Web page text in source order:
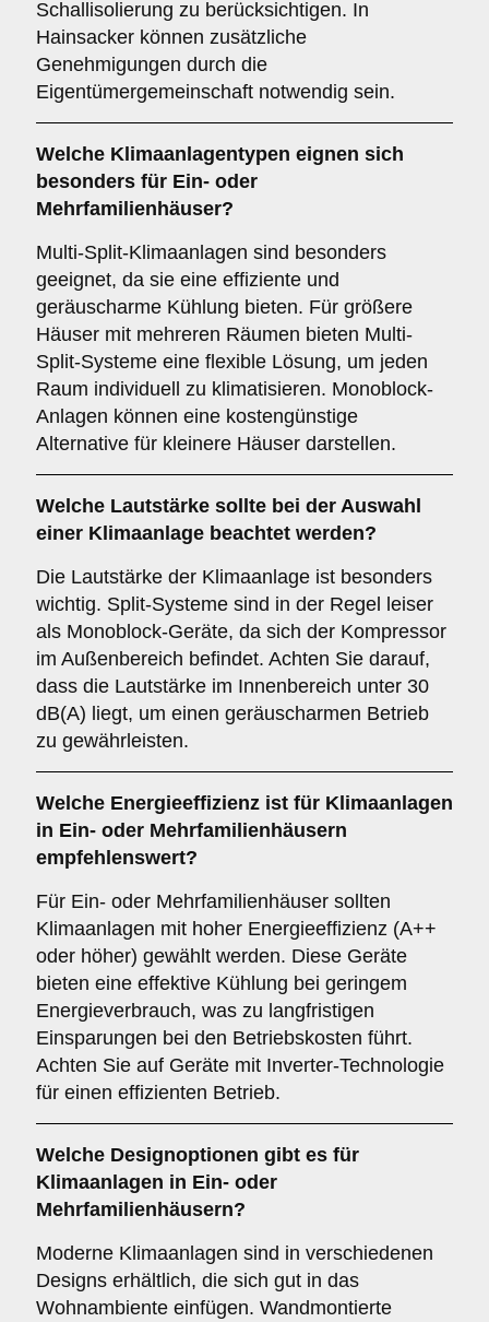
Schallisolierung zu berücksichtigen. In
Hainsacker können zusätzliche
Genehmigungen durch die
Eigentümergemeinschaft notwendig sein.
Welche Klimaanlagentypen eignen sich
besonders für Ein- oder
Mehrfamilienhäuser?
Multi-Split-Klimaanlagen sind besonders
geeignet, da sie eine effiziente und
geräuscharme Kühlung bieten. Für größere
Häuser mit mehreren Räumen bieten Multi-
Split-Systeme eine flexible Lösung, um jeden
Raum individuell zu klimatisieren. Monoblock-
Anlagen können eine kostengünstige
Alternative für kleinere Häuser darstellen.
Welche Lautstärke sollte bei der Auswahl
einer Klimaanlage beachtet werden?
Die Lautstärke der Klimaanlage ist besonders
wichtig. Split-Systeme sind in der Regel leiser
als Monoblock-Geräte, da sich der Kompressor
im Außenbereich befindet. Achten Sie darauf,
dass die Lautstärke im Innenbereich unter 30
dB(A) liegt, um einen geräuscharmen Betrieb
zu gewährleisten.
Welche Energieeffizienz ist für Klimaanlagen
in Ein- oder Mehrfamilienhäusern
empfehlenswert?
Für Ein- oder Mehrfamilienhäuser sollten
Klimaanlagen mit hoher Energieeffizienz (A++
oder höher) gewählt werden. Diese Geräte
bieten eine effektive Kühlung bei geringem
Energieverbrauch, was zu langfristigen
Einsparungen bei den Betriebskosten führt.
Achten Sie auf Geräte mit Inverter-Technologie
für einen effizienten Betrieb.
Welche Designoptionen gibt es für
Klimaanlagen in Ein- oder
Mehrfamilienhäusern?
Moderne Klimaanlagen sind in verschiedenen
Designs erhältlich, die sich gut in das
Wohnambiente einfügen. Wandmontierte